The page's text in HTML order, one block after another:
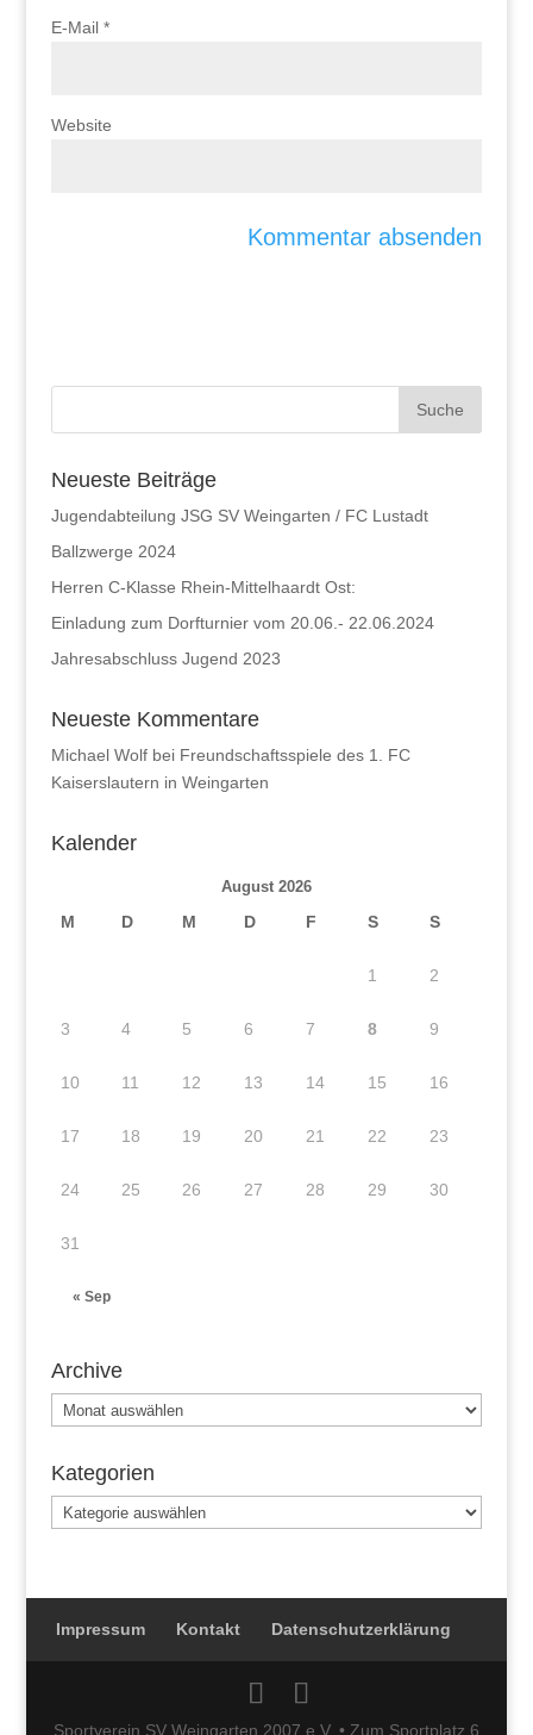
E-Mail *
Website
Neueste Beiträge
Jugendabteilung JSG SV Weingarten / FC Lustadt
Ballzwerge 2024
Herren C-Klasse Rhein-Mittelhaardt Ost:
Einladung zum Dorfturnier vom 20.06.- 22.06.2024
Jahresabschluss Jugend 2023
Neueste Kommentare
Michael Wolfbei Freundschaftsspiele des 1. FC
Kaiserslautern in Weingarten
Kalender
August 2026
M D M D F S S
« Sep
1 2
3 4 5 6 7 8 9
10 11 12 13 14 15 16
17 18 19 20 21 22 23
24 25 26 27 28 29 30
31
Archive
Archive
Kategorien
Kategorien
Impressum Kontakt Datenschutzerklärung
Sportverein SV Weingarten 2007 e.V. • Zum Sportplatz 6